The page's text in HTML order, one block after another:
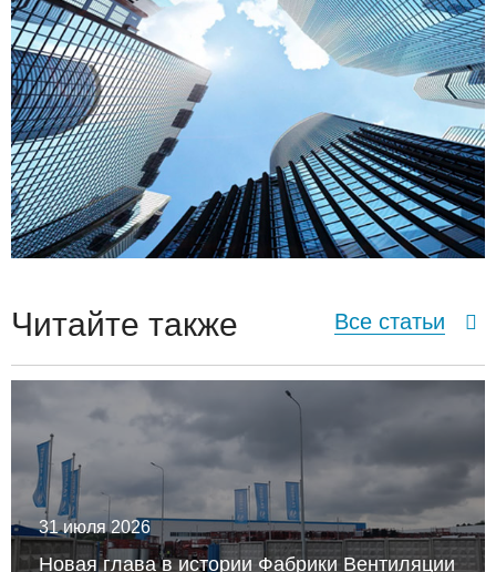
Читайте также Все статьи
31 июля 2026
Новая глава в истории Фабрики Вентиляции